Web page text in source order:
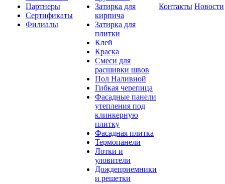
Партнеры
Сертификаты
Филиалы
Затирка для
кирпича
Затирка для
плитки
Клей
Краска
Смеси для
расшивки швов
Пол Наливной
Гибкая черепица
Фасадные панели
утепления под
клинкерную
плитку
Фасадная плитка
Термопанели
Лотки и
уловители
Дождеприемники
и решетки
Контакты Новости